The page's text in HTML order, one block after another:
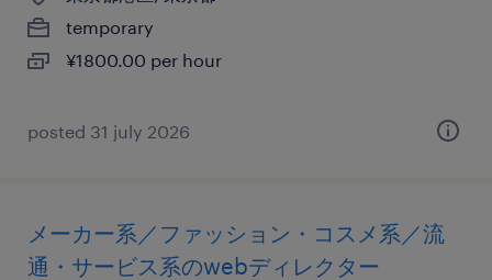
temporary
¥1800.00 per hour
posted 31 july 2026
メーカー系／ファッション・コスメ系／流
通・サービス系のwebディレクター